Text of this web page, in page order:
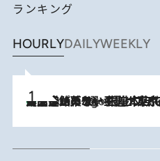
ランキング
HOURLYDAILYWEEKLY
2 Hours Ago
【間違いのない王道・東京土産】資生堂パーラー 銀座本店でのみ出会える銘菓5選《極上プディング・濃厚チーズケーキ・ボンボンショコラほか》